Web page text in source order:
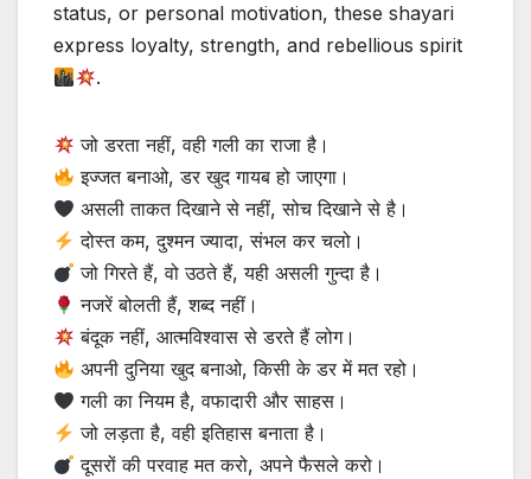
status, or personal motivation, these shayari
express loyalty, strength, and rebellious spirit
.
जो डरता नहीं, वही गली का राजा है।
इज्जत बनाओ, डर खुद गायब हो जाएगा।
असली ताकत दिखाने से नहीं, सोच दिखाने से है।
दोस्त कम, दुश्मन ज्यादा, संभल कर चलो।
जो गिरते हैं, वो उठते हैं, यही असली गुन्‍दा है।
नजरें बोलती हैं, शब्द नहीं।
बंदूक नहीं, आत्मविश्वास से डरते हैं लोग।
अपनी दुनिया खुद बनाओ, किसी के डर में मत रहो।
गली का नियम है, वफादारी और साहस।
जो लड़ता है, वही इतिहास बनाता है।
दूसरों की परवाह मत करो, अपने फैसले करो।